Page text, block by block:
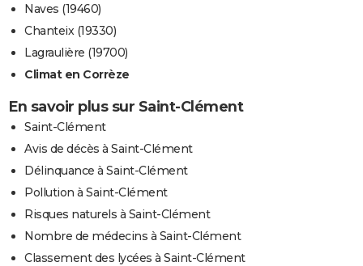
Naves (19460)
Chanteix (19330)
Lagraulière (19700)
Climat en Corrèze
En savoir plus sur Saint-Clément
Saint-Clément
Avis de décès à Saint-Clément
Délinquance à Saint-Clément
Pollution à Saint-Clément
Risques naturels à Saint-Clément
Nombre de médecins à Saint-Clément
Classement des lycées à Saint-Clément